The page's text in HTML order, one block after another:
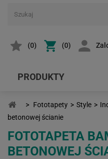
(0) (0)
PRODUKTY
> Fototapety > Style >
betonowej ścianie
FOTOTAPETA
BETONOWEJ